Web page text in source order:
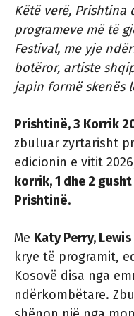
Këtë verë, Prishtina
programeve më të
Festival, me yje
botëror, artiste
japin formë skenës
Prishtinë, 3 Korrik
zbuluar zyrtarisht
edicionin e vitit
korrik, 1 dhe 2 gusht
Prishtinë.
Me Katy Perry,
krye të programit,
Kosovë disa nga
ndërkombëtare.